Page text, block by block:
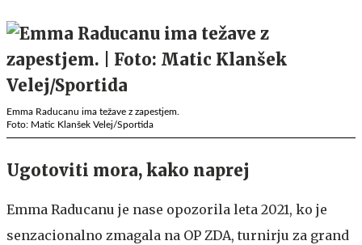
Emma Raducanu ima težave z zapestjem.
Foto: Matic Klanšek Velej/Sportida
Ugotoviti mora, kako naprej
Emma Raducanu je nase opozorila leta 2021, ko je
senzacionalno zmagala na OP ZDA, turnirju za grand